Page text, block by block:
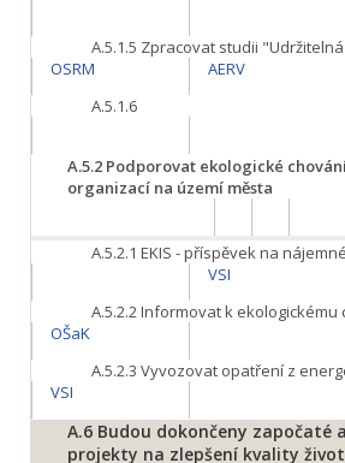
A.5.1.5 Zpracovat studii
OSRM
AERV
A.5.1.6
A.5.2 Podporovat ekologické
organizací na území města
A.5.2.1 EKIS - příspěvek na
VSI
A.5.2.2Informovat k ekologickému
OŠaK
A.5.2.3 Vyvozovat opatření z
VSI
A.6 Budou dokončeny započaté
projekty na zlepšení kvality